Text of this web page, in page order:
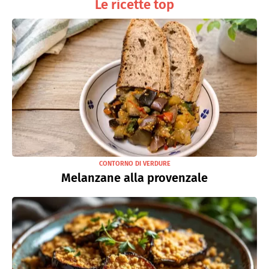
Le ricette top
CONTORNO DI VERDURE
Melanzane alla provenzale